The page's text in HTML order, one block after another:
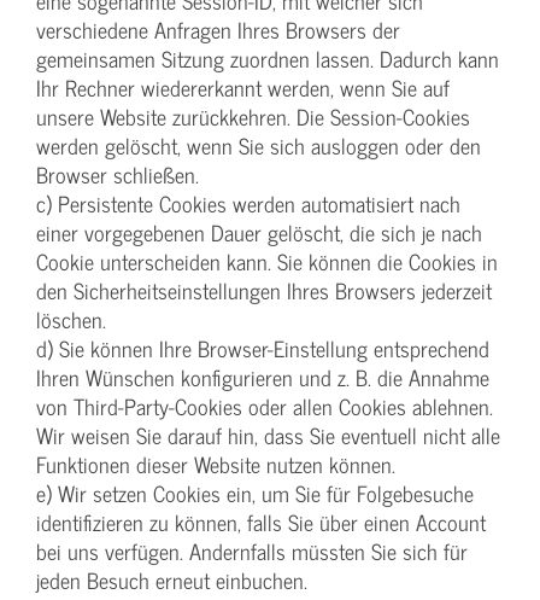
verschiedene Anfragen Ihres Browsers der
gemeinsamen Sitzung zuordnen lassen. Dadurch kann
Ihr Rechner wiedererkannt werden, wenn Sie auf
unsere Website zurückkehren. Die Session-Cookies
werden gelöscht, wenn Sie sich ausloggen oder den
Browser schließen.
c) Persistente Cookies werden automatisiert nach
einer vorgegebenen Dauer gelöscht, die sich je nach
Cookie unterscheiden kann. Sie können die Cookies in
den Sicherheitseinstellungen Ihres Browsers jederzeit
löschen.
d) Sie können Ihre Browser-Einstellung entsprechend
Ihren Wünschen konfigurieren und z. B. die Annahme
von Third-Party-Cookies oder allen Cookies ablehnen.
Wir weisen Sie darauf hin, dass Sie eventuell nicht alle
Funktionen dieser Website nutzen können.
e) Wir setzen Cookies ein, um Sie für Folgebesuche
identifizieren zu können, falls Sie über einen Account
bei uns verfügen. Andernfalls müssten Sie sich für
jeden Besuch erneut einbuchen.